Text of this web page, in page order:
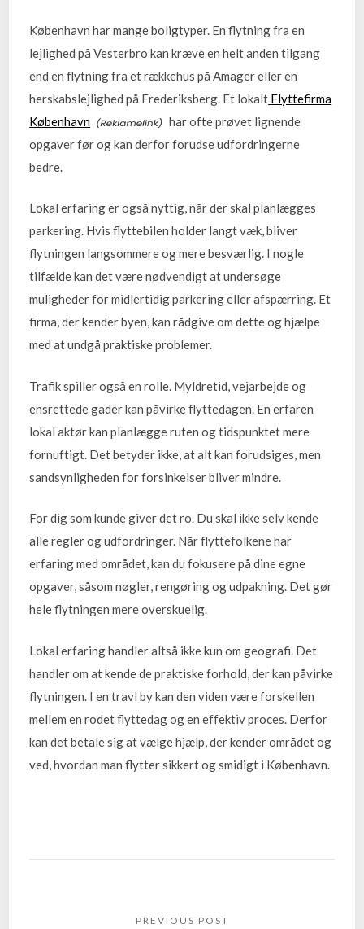
København har mange boligtyper. En flytning fra en
lejlighed på Vesterbro kan kræve en helt anden tilgang
end en flytning fra et rækkehus på Amager eller en
herskabslejlighed på Frederiksberg. Et lokalt Flyttefirma
København
har ofte prøvet lignende
opgaver før og kan derfor forudse udfordringerne
bedre.
Lokal erfaring er også nyttig, når der skal planlægges
parkering. Hvis flyttebilen holder langt væk, bliver
flytningen langsommere og mere besværlig. I nogle
tilfælde kan det være nødvendigt at undersøge
muligheder for midlertidig parkering eller afspærring. Et
firma, der kender byen, kan rådgive om dette og hjælpe
med at undgå praktiske problemer.
Trafik spiller også en rolle. Myldretid, vejarbejde og
ensrettede gader kan påvirke flyttedagen. En erfaren
lokal aktør kan planlægge ruten og tidspunktet mere
fornuftigt. Det betyder ikke, at alt kan forudsiges, men
sandsynligheden for forsinkelser bliver mindre.
For dig som kunde giver det ro. Du skal ikke selv kende
alle regler og udfordringer. Når flyttefolkene har
erfaring med området, kan du fokusere på dine egne
opgaver, såsom nøgler, rengøring og udpakning. Det gør
hele flytningen mere overskuelig.
Lokal erfaring handler altså ikke kun om geografi. Det
handler om at kende de praktiske forhold, der kan påvirke
flytningen. I en travl by kan den viden være forskellen
mellem en rodet flyttedag og en effektiv proces. Derfor
kan det betale sig at vælge hjælp, der kender området og
ved, hvordan man flytter sikkert og smidigt i København.